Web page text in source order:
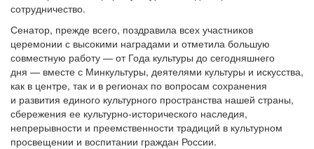
сотрудничество.
Сенатор, прежде всего, поздравила всех участников
церемонии с высокими наградами и отметила большую
совместную работу — от Года культуры до сегодняшнего
дня — вместе с Минкультуры, деятелями культуры и искусства,
как в центре, так и в регионах по вопросам сохранения
и развития единого культурного пространства нашей страны,
сбережения ее культурно-исторического наследия,
непрерывности и преемственности традиций в культурном
просвещении и воспитании граждан России.